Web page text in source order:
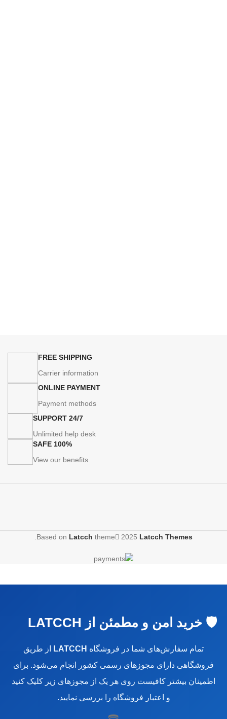
FREE SHIPPING
Carrier information
ONLINE PAYMENT
Payment methods
24/7 SUPPORT
Unlimited help desk
100% SAFE
View our benefits
Based on Latcch theme 2025 Latcch Themes
🛡️ خرید امن و مطمئن از LATCCH
تمام سفارش‌های شما در فروشگاه LATCCH
از طریق
فروشگاهی دارای مجوزهای رسمی کشور انجام می‌شود. برای
اطمینان بیشتر کافیست روی هر یک از مجوزهای زیر کلیک کنید
و اعتبار فروشگاه را بررسی نمایید.